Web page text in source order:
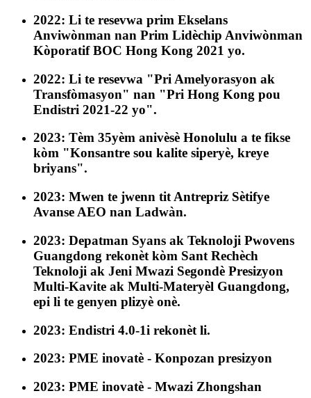
2022: Li te resevwa prim Ekselans
Anviwònman nan Prim Lidèchip Anviwònman
Kòporatif BOC Hong Kong 2021 yo.
2022: Li te resevwa "Pri Amelyorasyon ak
Transfòmasyon" nan "Pri Hong Kong pou
Endistri 2021-22 yo".
2023: Tèm 35yèm anivèsè Honolulu a te fikse
kòm "Konsantre sou kalite siperyè, kreye
briyans".
2023: Mwen te jwenn tit Antrepriz Sètifye
Avanse AEO nan Ladwàn.
2023: Depatman Syans ak Teknoloji Pwovens
Guangdong rekonèt kòm Sant Rechèch
Teknoloji ak Jeni Mwazi Segondè Presizyon
Multi-Kavite ak Multi-Materyèl Guangdong,
epi li te genyen plizyè onè.
2023: Endistri 4.0-1i rekonèt li.
2023: PME inovatè - Konpozan presizyon
2023: PME inovatè - Mwazi Zhongshan